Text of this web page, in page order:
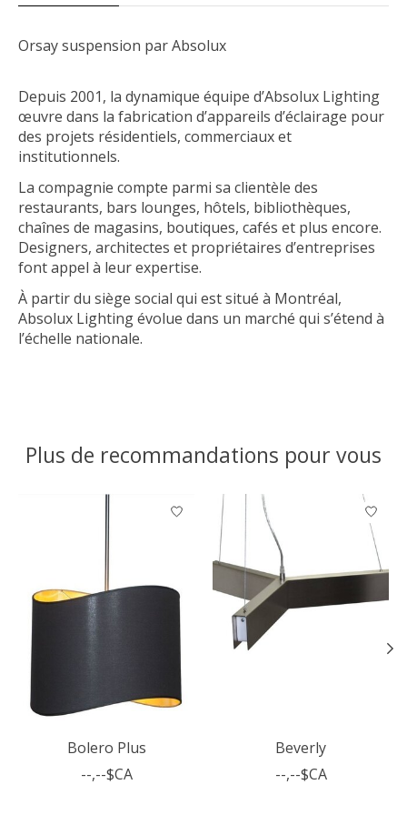
Orsay suspension par Absolux
Depuis 2001, la dynamique équipe d’Absolux Lighting
œuvre dans la fabrication d’appareils d’éclairage pour
des projets résidentiels, commerciaux et
institutionnels.
La compagnie compte parmi sa clientèle des
restaurants, bars lounges, hôtels, bibliothèques,
chaînes de magasins, boutiques, cafés et plus encore.
Designers, architectes et propriétaires d’entreprises
font appel à leur expertise.
À partir du siège social qui est situé à Montréal,
Absolux Lighting évolue dans un marché qui s’étend à
l’échelle nationale.
Plus de recommandations pour vous
Articles du carrousel de produits
Bolero Plus
--,--$CA
Beverly
--,--$CA